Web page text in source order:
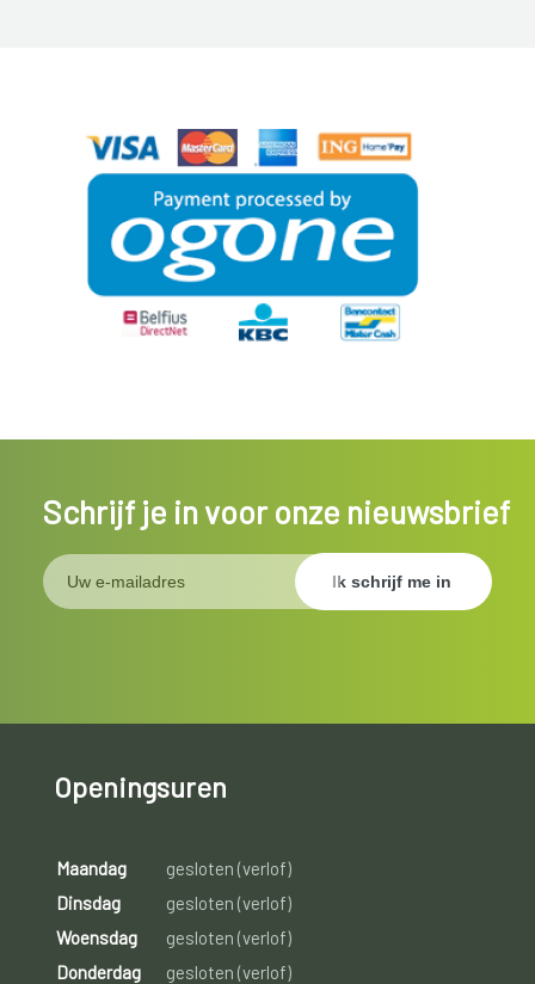
Schrijf je in voor onze nieuwsbrief
Openingsuren
Maandag
gesloten (verlof)
Dinsdag
gesloten (verlof)
Woensdag
gesloten (verlof)
Donderdag
gesloten (verlof)